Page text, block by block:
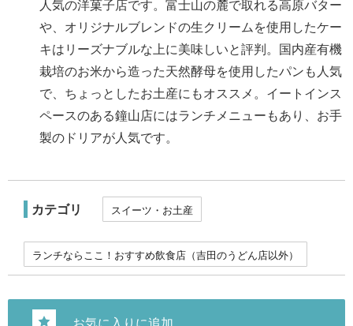
人気の洋菓子店です。富士山の麓で取れる高原バター
や、オリジナルブレンドの生クリームを使用したケー
キはリーズナブルな上に美味しいと評判。国内産有機
栽培のお米から造った天然酵母を使用したパンも人気
で、ちょっとしたお土産にもオススメ。イートインス
ペースのある鐘山店にはランチメニューもあり、お手
製のドリアが人気です。
カテゴリ スイーツ・お土産
ランチならここ！おすすめ飲食店（吉田のうどん店以外）